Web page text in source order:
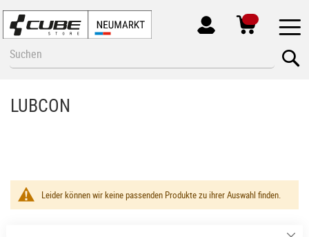
MEIN
KONTO
LUBCON
Leider können wir keine passenden Produkte zu ihrer Auswahl finden.